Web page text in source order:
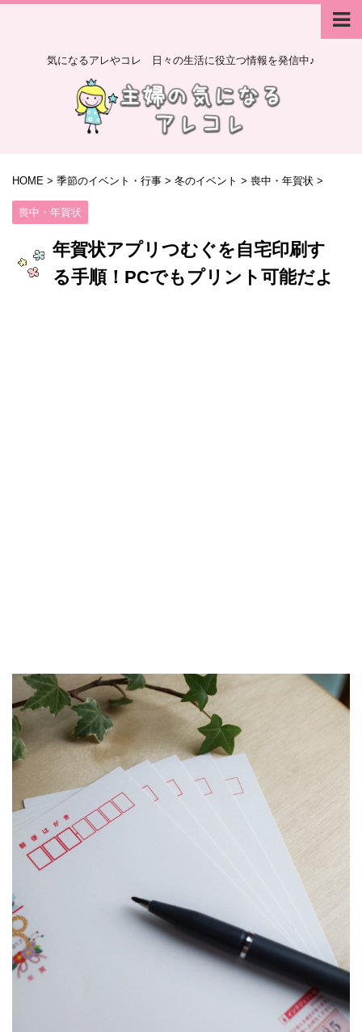
気になるアレやコレ 日々の生活に役立つ情報を発信中♪
HOME > 季節のイベント・行事 > 冬のイベント > 喪中・年賀状 >
喪中・年賀状
年賀状アプリつむぐを自宅印刷す
る手順！PCでもプリント可能だよ